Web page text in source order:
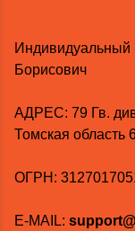
Индивидуальный
Борисович
AДРЕС: 79 Гв.
Томская область
ОГРН:
E-MAIL: